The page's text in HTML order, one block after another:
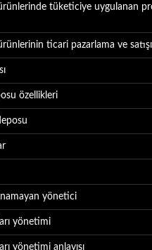
tüketiciye uygulanan
ticari pazarlama ve satışı
özellikleri
yönetici
yönetimi
yönetimi anlayışı